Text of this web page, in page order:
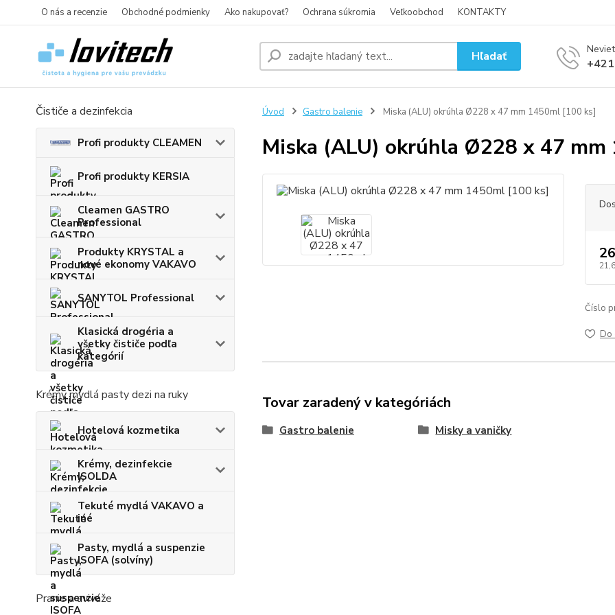
O nás a recenzie Obchodné podmienky Ako nakupovať? Ochrana súkromia Veľkoobchod KONTAKTY
Hľadať
Čističe a dezinfekcia
Profi produkty CLEAMEN
Profi produkty KERSIA
Cleamen GASTRO
Professional
Produkty KRYSTAL a
nové ekonomy VAKAVO
SANYTOL Professional
Klasická drogéria a
všetky čističe podľa
kategórií
Krémy mydlá pasty dezi na ruky
Hotelová kozmetika
Krémy, dezinfekcie
ISOLDA
Tekuté mydlá VAKAVO a
iné
Pasty, mydlá a suspenzie
ISOFA (solvíny)
Pranie a aviváže
Úvod Gastro balenie Miska (ALU) okrúhla Ø228 x 47 mm 1450ml [100 ks]
Miska (ALU) okrúhla Ø228 x 47
Číslo
Do
Tovar zaradený v kategóriách
Gastro balenie Misky a vaničky